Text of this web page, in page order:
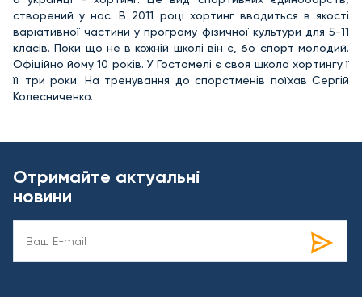
створений у нас. В 2011 році хортинг вводиться в якості
варіативної частини у програму фізичної культури для 5-11
класів. Поки що не в кожній школі він є, бо спорт молодий.
Офіційно йому 10 років. У Гостомелі є своя школа хортингу ї
її три роки. На тренування до спорстменів поїхав Сергій
Колесниченко.
Отримайте актуальні
новини